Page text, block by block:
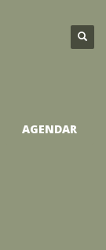
AGENDAR